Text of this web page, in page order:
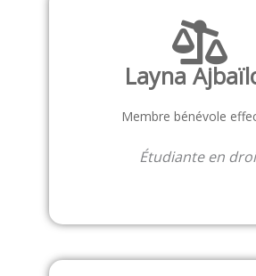
Layna
Membre bénévole
Étudiante en